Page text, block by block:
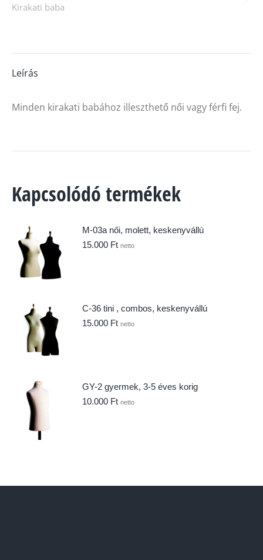
Kirakati baba
Leírás
Minden kirakati babához illeszthető női vagy férfi fej.
Kapcsolódó termékek
M-03a női, molett, keskenyvállú
15.000 Ft netto
C-36 tini , combos, keskenyvállú
15.000 Ft netto
GY-2 gyermek, 3-5 éves korig
10.000 Ft netto